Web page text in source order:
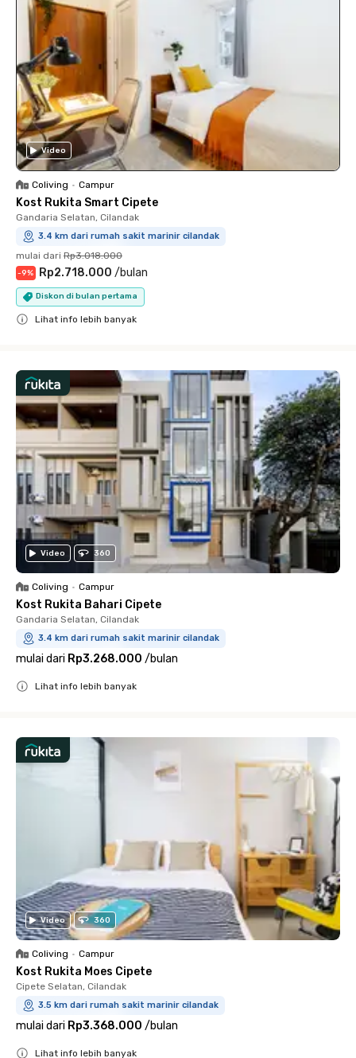
Video
Coliving • Campur
Kost Rukita Smart Cipete
Gandaria Selatan, Cilandak
3.4 km dari rumah sakit marinir cilandak
mulai dari Rp3.018.000
-9% Rp2.718.000 /bulan
Diskon di bulan pertama
Lihat info lebih banyak
Video 360
Coliving • Campur
Kost Rukita Bahari Cipete
Gandaria Selatan, Cilandak
3.4 km dari rumah sakit marinir cilandak
mulai dari Rp3.268.000 /bulan
Lihat info lebih banyak
Video 360
Coliving • Campur
Kost Rukita Moes Cipete
Cipete Selatan, Cilandak
3.5 km dari rumah sakit marinir cilandak
mulai dari Rp3.368.000 /bulan
Lihat info lebih banyak